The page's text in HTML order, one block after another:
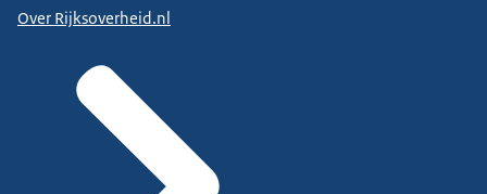
Over Rijksoverheid.nl